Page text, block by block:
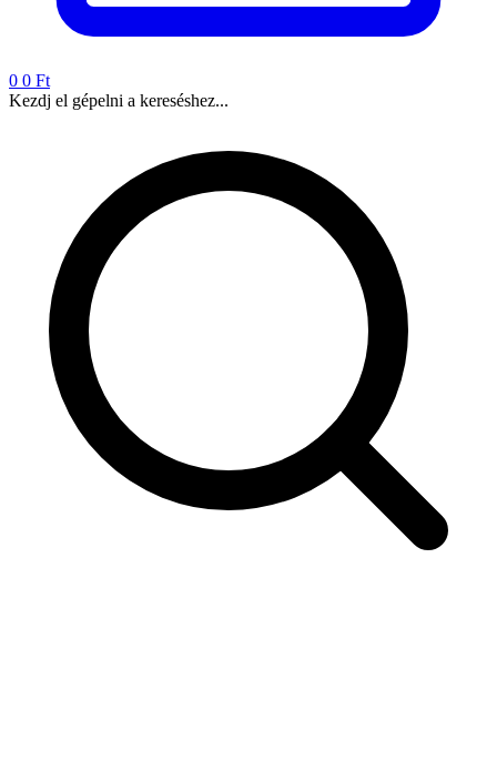
0 0 Ft
Kezdj el gépelni a kereséshez...